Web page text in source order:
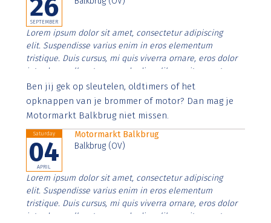
26
SEPTEMBER
Lorem ipsum dolor sit amet, consectetur adipiscing
elit. Suspendisse varius enim in eros elementum
tristique. Duis cursus, mi quis viverra ornare, eros dolor
interdum nulla, ut commodo diam libero vitae erat.
Aenean faucibus nibh et justo cursus id rutrum lorem
imperdiet. Nunc ut sem vitae risus tristique posuere.
Ben jij gek op sleutelen, oldtimers of het
opknappen van je brommer of motor? Dan mag je
Motormarkt Balkbrug niet missen.
Saturday
04
APRIL
Motormarkt Balkbrug
Balkbrug (OV)
Lorem ipsum dolor sit amet, consectetur adipiscing
elit. Suspendisse varius enim in eros elementum
tristique. Duis cursus, mi quis viverra ornare, eros dolor
interdum nulla, ut commodo diam libero vitae erat.